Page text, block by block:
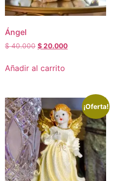
Ángel
$40.000 $20.000
Añadir al carrito
¡Oferta!